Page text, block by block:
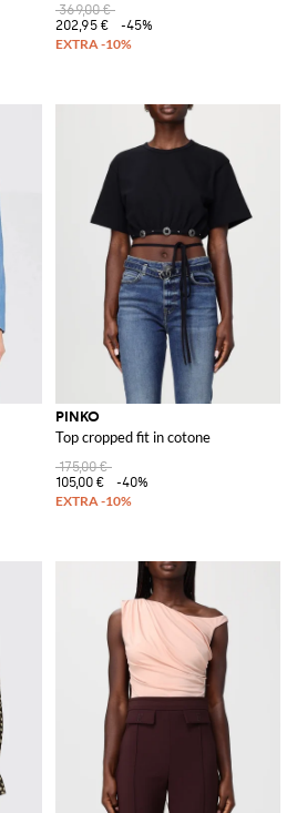
369,00 €
202,95 €
-45%
PINKO
Top cropped fit in cotone
175,00 €
105,00 €
-40%